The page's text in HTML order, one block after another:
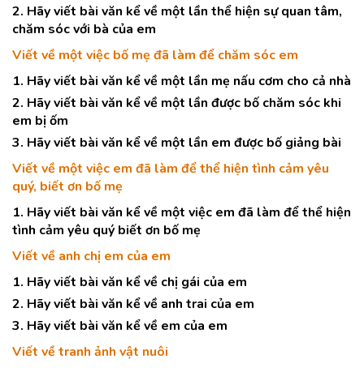
2. Hãy viết bài văn kể về một lần thể hiện sự quan tâm,
chăm sóc với bà của em
Viết về một việc bố mẹ đã làm để chăm sóc em
1. Hãy viết bài văn kể về một lần mẹ nấu cơm cho cả nhà
2. Hãy viết bài văn kể về một lần được bố chăm sóc khi
em bị ốm
3. Hãy viết bài văn kể về một lần em được bố giảng bài
Viết về một việc em đã làm để thể hiện tình cảm yêu
quý, biết ơn bố mẹ
1. Hãy viết bài văn kể về một việc em đã làm để thể hiện
tình cảm yêu quý biết ơn bố mẹ
Viết về anh chị em của em
1. Hãy viết bài văn kể về chị gái của em
2. Hãy viết bài văn kể về anh trai của em
3. Hãy viết bài văn kể về em của em
Viết về tranh ảnh vật nuôi